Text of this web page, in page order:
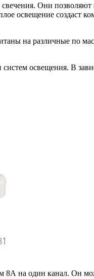
Они
освещение создаст
на различные по
освещения. В
8А на один канал. Он